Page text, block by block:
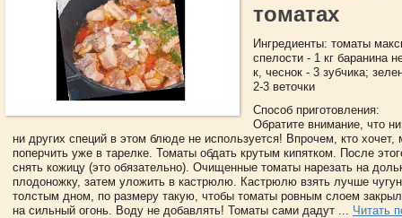
томатах
Ингредиенты: томаты
спелости - 1 кг баранина
к, чеснок - 3 зубчика;
2-3 веточки
Способ приготовления:
Обратите внимание, что
ни других специй в этом блюде не используется! Впрочем, кто хочет,
поперчить уже в тарелке. Томаты обдать крутым кипятком. После
снять кожицу (это обязательно). Очищенные томаты нарезать на
плодоножку, затем уложить в кастрюлю. Кастрюлю взять лучше
толстым дном, по размеру такую, чтобы томаты ровным слоем
на сильный огонь. Воду не добавлять! Томаты сами дадут ... Читать